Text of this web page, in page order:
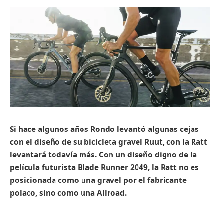
Si hace algunos años Rondo levantó algunas cejas
con el diseño de su bicicleta gravel Ruut, con la Ratt
levantará todavía más. Con un diseño digno de la
película futurista Blade Runner 2049, la Ratt no es
posicionada como una gravel por el fabricante
polaco, sino como una Allroad.